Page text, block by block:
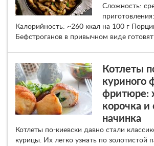
Сложность:
Калорийность: ~260 ккал на 100 г
Бефстроганов в привычном виде
Котлеты
куриного
фритюре:
корочка и
начинка
Котлеты по-киевски давно стали
курицы. Их легко узнать по золотистой